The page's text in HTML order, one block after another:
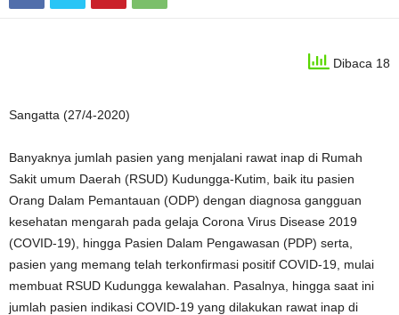
Dibaca 18
Sangatta (27/4-2020)
Banyaknya jumlah pasien yang menjalani rawat inap di Rumah
Sakit umum Daerah (RSUD) Kudungga-Kutim, baik itu pasien
Orang Dalam Pemantauan (ODP) dengan diagnosa gangguan
kesehatan mengarah pada gelaja Corona Virus Disease 2019
(COVID-19), hingga Pasien Dalam Pengawasan (PDP) serta,
pasien yang memang telah terkonfirmasi positif COVID-19, mulai
membuat RSUD Kudungga kewalahan. Pasalnya, hingga saat ini
jumlah pasien indikasi COVID-19 yang dilakukan rawat inap di